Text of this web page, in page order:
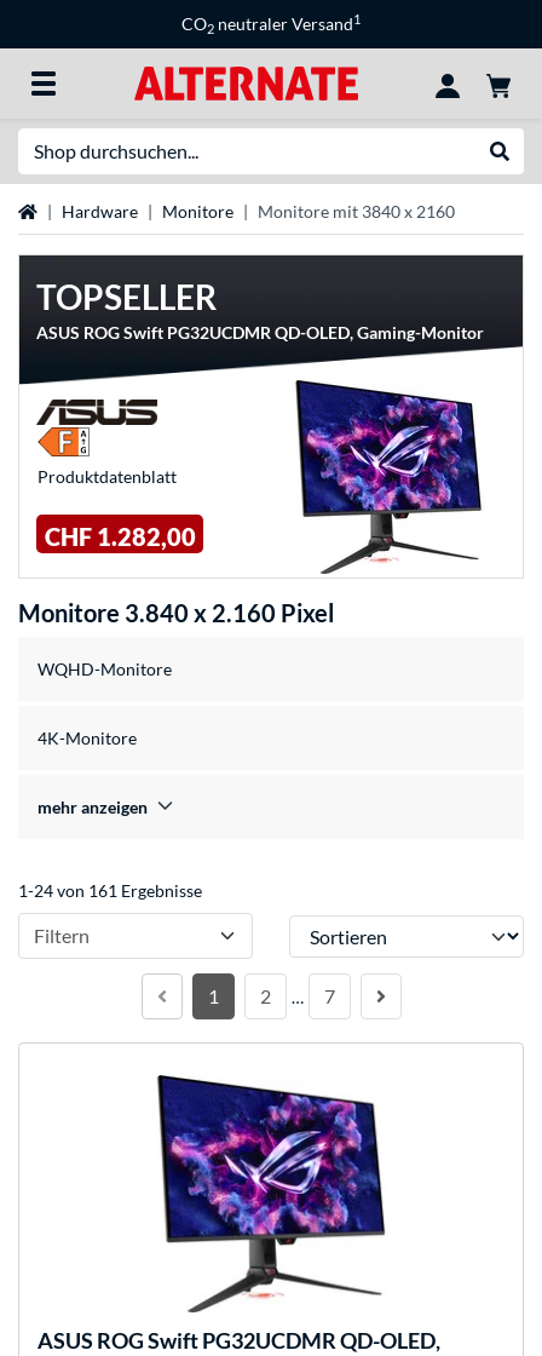
CO2 neutraler Versand1
StartseiteHardware Monitore Monitore mit 3840 x 2160
TOPSELLER
ASUS ROG Swift PG32UCDMR QD-OLED, Gaming-Monitor
Produkt­datenblatt
CHF 1.282,00
Monitore 3.840 x 2.160 Pixel
WQHD-Monitore
4K-Monitore
mehr anzeigen
1-24 von 161 Ergebnisse
Filtern Sortieren
1 2 … 7
ASUS ROG Swift PG32UCDMR QD-OLED,